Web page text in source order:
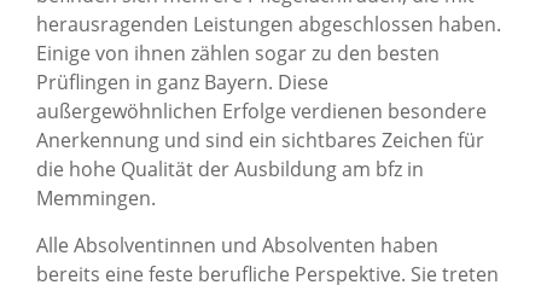
herausragenden Leistungen abgeschlossen haben.
Einige von ihnen zählen sogar zu den besten
Prüflingen in ganz Bayern. Diese
außergewöhnlichen Erfolge verdienen besondere
Anerkennung und sind ein sichtbares Zeichen für
die hohe Qualität der Ausbildung am bfz in
Memmingen.
Alle Absolventinnen und Absolventen haben
bereits eine feste berufliche Perspektive. Sie treten